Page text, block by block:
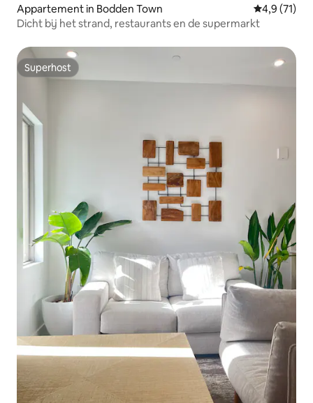
Appartement in Bodden Town
4,9 (71)
Dicht bij het strand, restaurants en de supermarkt
Superhost
Superhost